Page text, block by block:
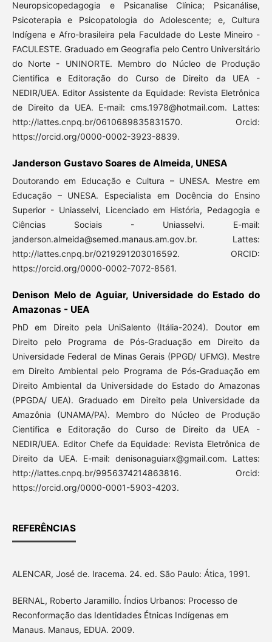
Neuropsicopedagogia e Psicanalise Clínica; Psicanálise,
Psicoterapia e Psicopatologia do Adolescente; e, Cultura
Indígena e Afro-brasileira pela Faculdade do Leste Mineiro -
FACULESTE. Graduado em Geografia pelo Centro Universitário
do Norte - UNINORTE. Membro do Núcleo de Produção
Cientifica e Editoração do Curso de Direito da UEA -
NEDIR/UEA. Editor Assistente da Equidade: Revista Eletrônica
de Direito da UEA. E-mail: cms.1978@hotmail.com. Lattes:
http://lattes.cnpq.br/0610689835831570. Orcid:
https://orcid.org/0000-0002-3923-8839.
Janderson Gustavo Soares de Almeida, UNESA
Doutorando em Educação e Cultura – UNESA. Mestre em
Educação – UNESA. Especialista em Docência do Ensino
Superior - Uniasselvi, Licenciado em História, Pedagogia e
Ciências Sociais - Uniasselvi. E-mail:
janderson.almeida@semed.manaus.am.gov.br. Lattes:
http://lattes.cnpq.br/0219291203016592. ORCID:
https://orcid.org/0000-0002-7072-8561.
Denison Melo de Aguiar, Universidade do Estado do
Amazonas - UEA
PhD em Direito pela UniSalento (Itália-2024). Doutor em
Direito pelo Programa de Pós-Graduação em Direito da
Universidade Federal de Minas Gerais (PPGD/ UFMG). Mestre
em Direito Ambiental pelo Programa de Pós-Graduação em
Direito Ambiental da Universidade do Estado do Amazonas
(PPGDA/ UEA). Graduado em Direito pela Universidade da
Amazônia (UNAMA/PA). Membro do Núcleo de Produção
Cientifica e Editoração do Curso de Direito da UEA -
NEDIR/UEA. Editor Chefe da Equidade: Revista Eletrônica de
Direito da UEA. E-mail: denisonaguiarx@gmail.com. Lattes:
http://lattes.cnpq.br/9956374214863816. Orcid:
https://orcid.org/0000-0001-5903-4203.
REFERÊNCIAS
ALENCAR, José de. Iracema. 24. ed. São Paulo: Ática, 1991.
BERNAL, Roberto Jaramillo. Índios Urbanos: Processo de
Reconformação das Identidades Étnicas Indígenas em
Manaus. Manaus, EDUA. 2009.